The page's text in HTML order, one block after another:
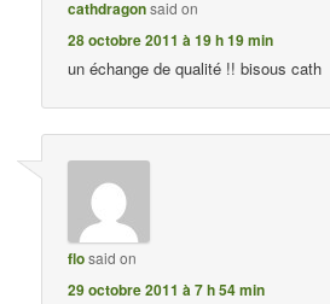
cathdragonsaid on
28 octobre 2011 à 19 h 19 min
un échange de qualité !! bisous cath
flosaid on
29 octobre 2011 à 7 h 54 min